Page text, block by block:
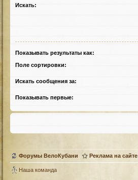
Искать:
Показывать результаты как:
Поле сортировки:
Искать сообщения за:
Показывать первые:
Форумы ВелоКубани Реклама на сайте
Наша команда